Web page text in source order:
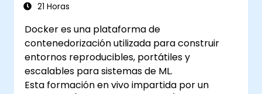
21 Horas
Docker es una plataforma de
contenedorización utilizada para construir
entornos reproducibles, portátiles y
escalables para sistemas de ML.
Esta formación en vivo impartida por un